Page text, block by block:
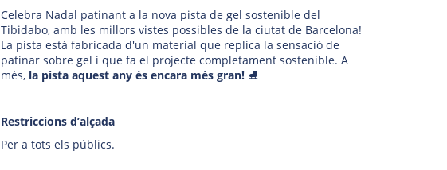
Celebra Nadal patinant a la nova pista de gel sostenible del
Tibidabo, amb les millors vistes possibles de la ciutat de Barcelona!
La pista està fabricada d'un material que replica la sensació de
patinar sobre gel i que fa el projecte completament sostenible. A
més, la pista aquest any és encara més gran! ⛸️
Restriccions d’alçada
Per a tots els públics.